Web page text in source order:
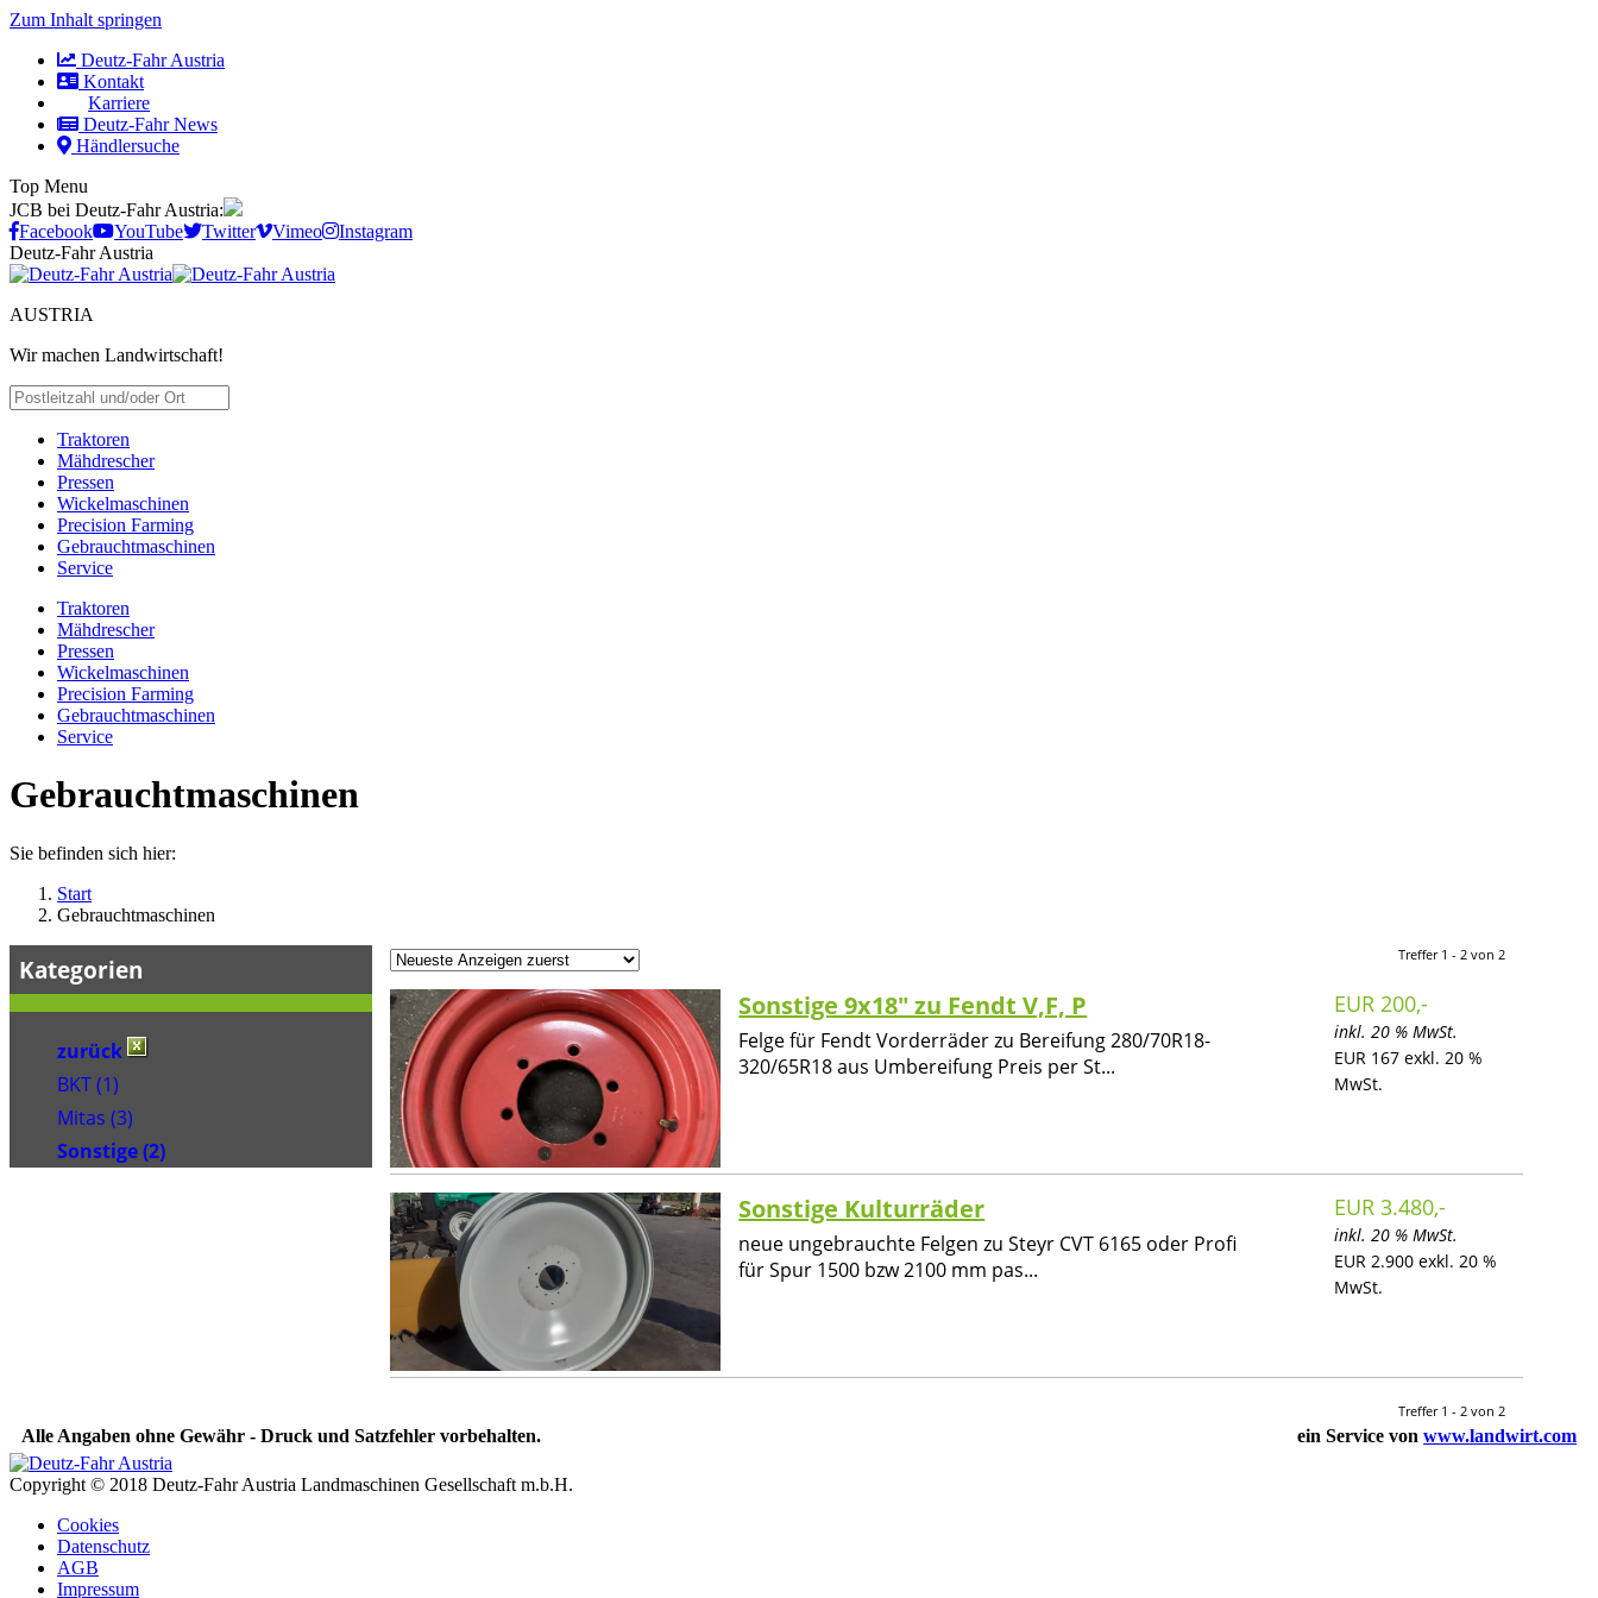
Zum Inhalt springen
Deutz-Fahr Austria
Kontakt
Karriere
Deutz-Fahr News
Händlersuche
Top Menu
JCB bei Deutz-Fahr Austria:
Facebook
YouTube Twitter Vimeo
Instagram
Deutz-Fahr Austria
AUSTRIA
Wir machen Landwirtschaft!
Traktoren
Mähdrescher
Pressen
Wickelmaschinen
Precision Farming
Gebrauchtmaschinen
Service
Traktoren
Mähdrescher
Pressen
Wickelmaschinen
Precision Farming
Gebrauchtmaschinen
Service
Gebrauchtmaschinen
Sie befinden sich hier:
Start
Gebrauchtmaschinen
Kategorien
zurück
BKT (1)
Mitas (3)
Sonstige (2)
Treffer 1 - 2 von 2
Sonstige 9x18" zu Fendt V,F, P
Felge für Fendt Vorderräder zu Bereifung 280/70R18-
320/65R18 aus Umbereifung Preis per St...
EUR 200,-
inkl. 20 % MwSt.
EUR 167 exkl. 20 %
MwSt.
Sonstige Kulturräder
neue ungebrauchte Felgen zu Steyr CVT 6165 oder Profi
für Spur 1500 bzw 2100 mm pas...
EUR 3.480,-
inkl. 20 % MwSt.
EUR 2.900 exkl. 20 %
MwSt.
Treffer 1 - 2 von 2
Alle Angaben ohne Gewähr - Druck und Satzfehler vorbehalten. ein Service von www.landwirt.com
Copyright © 2018 Deutz-Fahr Austria Landmaschinen Gesellschaft m.b.H.
Cookies
Datenschutz
AGB
Impressum